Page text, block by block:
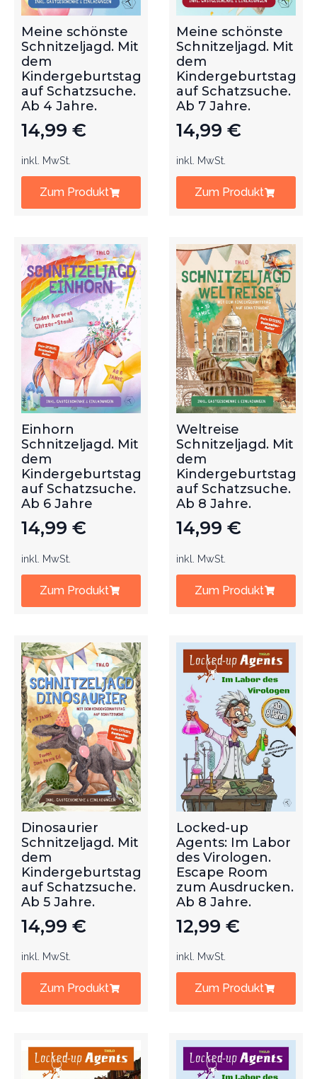
Meine schönste
Schnitzeljagd. Mit
dem
Kindergeburtstag
auf Schatzsuche.
Ab 4 Jahre.
14,99 €
inkl. MwSt.
Zum Produkt
Meine schönste
Schnitzeljagd. Mit
dem
Kindergeburtstag
auf Schatzsuche.
Ab 7 Jahre.
14,99 €
inkl. MwSt.
Zum Produkt
Einhorn
Schnitzeljagd. Mit
dem
Kindergeburtstag
auf Schatzsuche.
Ab 6 Jahre
14,99 €
inkl. MwSt.
Zum Produkt
Weltreise
Schnitzeljagd. Mit
dem
Kindergeburtstag
auf Schatzsuche.
Ab 8 Jahre.
14,99 €
inkl. MwSt.
Zum Produkt
Dinosaurier
Schnitzeljagd. Mit
dem
Kindergeburtstag
auf Schatzsuche.
Ab 5 Jahre.
14,99 €
inkl. MwSt.
Zum Produkt
Locked-up
Agents: Im Labor
des Virologen.
Escape Room
zum Ausdrucken.
Ab 8 Jahre.
12,99 €
inkl. MwSt.
Zum Produkt